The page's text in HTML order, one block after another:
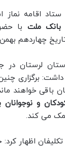
اقامه نماز
بانک ملت با
چهاردهم بهمن
لرستان در
برگزاری
باقی خواهند
و نوجوانان
می کند.
اظهار کرد: